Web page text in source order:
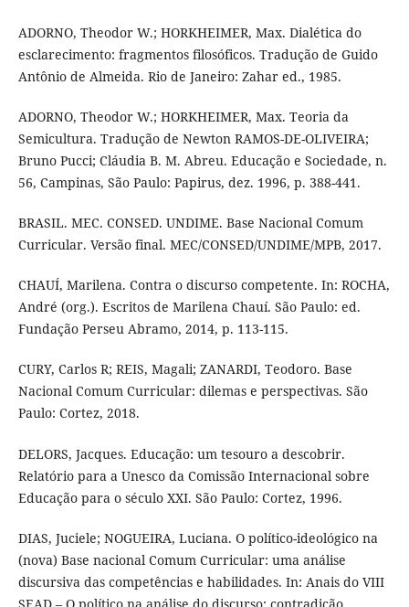
ADORNO, Theodor W.; HORKHEIMER, Max. Dialética do
esclarecimento: fragmentos filosóficos. Tradução de Guido
Antônio de Almeida. Rio de Janeiro: Zahar ed., 1985.
ADORNO, Theodor W.; HORKHEIMER, Max. Teoria da
Semicultura. Tradução de Newton RAMOS-DE-OLIVEIRA;
Bruno Pucci; Cláudia B. M. Abreu. Educação e Sociedade, n.
56, Campinas, São Paulo: Papirus, dez. 1996, p. 388-441.
BRASIL. MEC. CONSED. UNDIME. Base Nacional Comum
Curricular. Versão final. MEC/CONSED/UNDIME/MPB, 2017.
CHAUÍ, Marilena. Contra o discurso competente. In: ROCHA,
André (org.). Escritos de Marilena Chauí. São Paulo: ed.
Fundação Perseu Abramo, 2014, p. 113-115.
CURY, Carlos R; REIS, Magali; ZANARDI, Teodoro. Base
Nacional Comum Curricular: dilemas e perspectivas. São
Paulo: Cortez, 2018.
DELORS, Jacques. Educação: um tesouro a descobrir.
Relatório para a Unesco da Comissão Internacional sobre
Educação para o século XXI. São Paulo: Cortez, 1996.
DIAS, Juciele; NOGUEIRA, Luciana. O político-ideológico na
(nova) Base nacional Comum Curricular: uma análise
discursiva das competências e habilidades. In: Anais do VIII
SEAD – O político na análise do discurso: contradição,